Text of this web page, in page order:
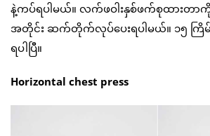
နဲ့ကပ်ရပါမယ်။ လက်ဖဝါးနှစ်ဖက်စုထားတာ
အတိုင်း ဆက်တိုက်လုပ်ပေးရပါမယ်။ ၁၅ ကြိ
ရပါပြီ။
Horizontal chest press